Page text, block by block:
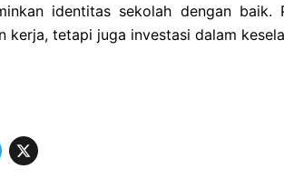
identitas sekolah dengan
kerja, tetapi juga investasi dalam
X